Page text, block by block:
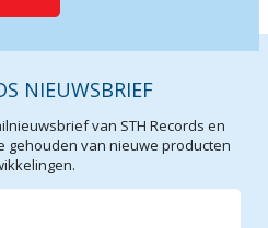
NIEUWSBRIEF
van STH Records en
gehouden van nieuwe producten